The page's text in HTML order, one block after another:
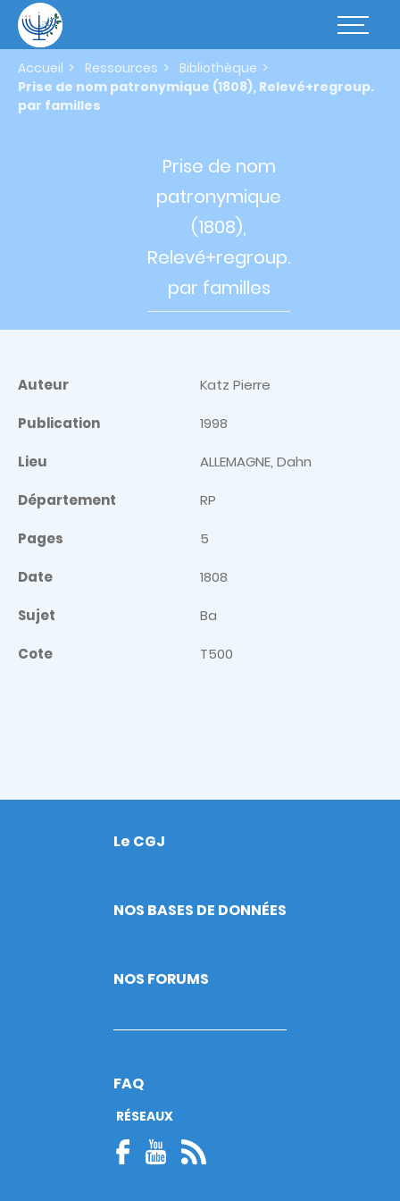
contenu
principal
Basculer
Accueil Ressources
Bibliothèque
Prise de nom patronymique (1808), Relevé+regroup.
par familles
Prise de nom
patronymique
(1808),
Relevé+regroup.
par familles
Auteur Katz Pierre
Publication 1998
Lieu ALLEMAGNE, Dahn
Département RP
Pages 5
Date 1808
Sujet Ba
Cote T500
Footer
Le CGJ
NOS BASES DE DONNÉES
NOS FORUMS
FAQ
RÉSEAUX